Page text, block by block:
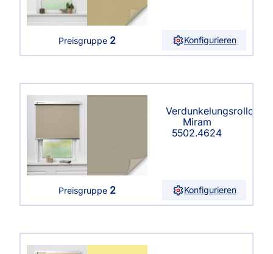
Preisgruppe 2 Konfigurieren
Verdunkelungsrollo
Miram
5502.4624
Preisgruppe 2 Konfigurieren